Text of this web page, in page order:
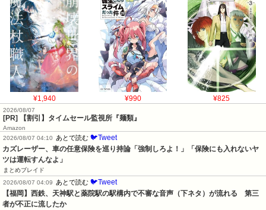
¥1,940 ¥990 ¥825
2026/08/07
[PR] 【割引】タイムセール監視所『麺類』
Amazon
2026/08/07 04:10
あとで読む 🐦Tweet
カズレーザー、車の任意保険を巡り持論「強制しろよ！」「保険にも入れないヤ
ツは運転すんなよ」
まとめブレイド
2026/08/07 04:09
あとで読む 🐦Tweet
【福岡】西鉄、天神駅と薬院駅の駅構内で不審な音声（下ネタ）が流れる　第三
者が不正に流したか